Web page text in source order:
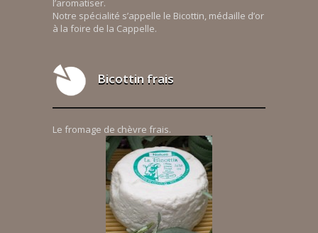
l’aromatiser.
Notre spécialité s’appelle le Bicottin, médaille d’or
à la foire de la Cappelle.
Bicottin frais
Le fromage de chèvre frais.